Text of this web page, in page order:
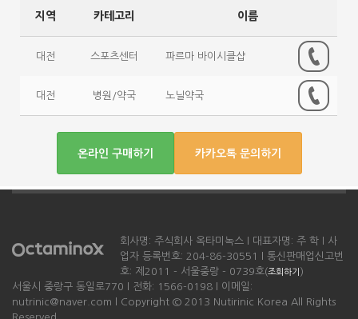
지역 카테고리 이름
대전 스포츠센터 파르마 바이시클샵
대전 병원/약국 노닐약국
온라인 구매하기 카카오톡 문의하기
회사명: 주식회사 옥타미녹스 l 대표자명: 주 학 l 사
업자 등록번호: 204-86-30551 l 통신판매업신고번
호: 제2011 - 서울중랑 - 0739호(조회하기 )
서울시 중랑구 동일로770 l 전화: 1566-0198 l 이메일:
nutrinic@naver.com l Copyright © 2013 Nutirinic Korea All Rights